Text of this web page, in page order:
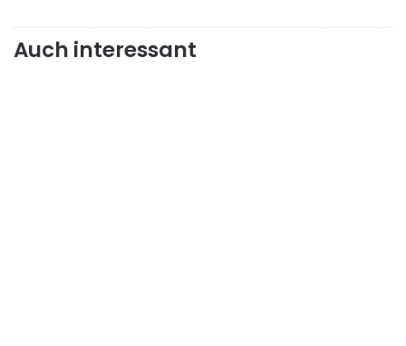
Auch interessant